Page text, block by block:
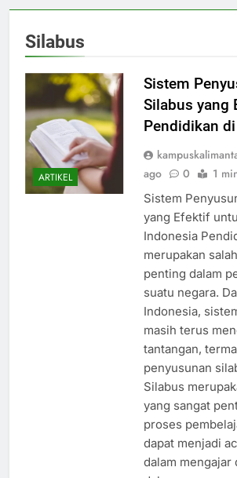
Silabus
ARTIKEL
Sistem
Silabus yang
Pendidikan
ago
0 1
Sistem
yang Efektif
Indonesia
merupakan
penting dalam
suatu negara.
Indonesia,
masih terus
tantangan,
penyusunan
Silabus
yang sangat
proses
dapat menjadi
dalam mengajar